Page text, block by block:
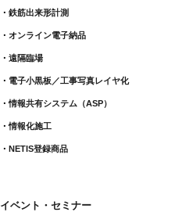
鉄筋出来形計測​
オンライン電子納品
遠隔臨場
電子小黒板／工事写真レイヤ化
情報共有システム（ASP）
情報化施工
NETIS登録商品
イベント・セミナー